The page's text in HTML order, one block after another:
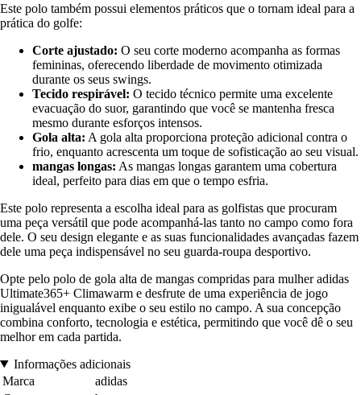
Este polo também possui elementos práticos que o tornam ideal para a
prática do golfe:
Corte ajustado: O seu corte moderno acompanha as formas
femininas, oferecendo liberdade de movimento otimizada
durante os seus swings.
Tecido respirável: O tecido técnico permite uma excelente
evacuação do suor, garantindo que você se mantenha fresca
mesmo durante esforços intensos.
Gola alta: A gola alta proporciona proteção adicional contra o
frio, enquanto acrescenta um toque de sofisticação ao seu visual.
mangas longas: As mangas longas garantem uma cobertura
ideal, perfeito para dias em que o tempo esfria.
Este polo representa a escolha ideal para as golfistas que procuram
uma peça versátil que pode acompanhá-las tanto no campo como fora
dele. O seu design elegante e as suas funcionalidades avançadas fazem
dele uma peça indispensável no seu guarda-roupa desportivo.
Opte pelo polo de gola alta de mangas compridas para mulher adidas
Ultimate365+ Climawarm e desfrute de uma experiência de jogo
inigualável enquanto exibe o seu estilo no campo. A sua concepção
combina conforto, tecnologia e estética, permitindo que você dê o seu
melhor em cada partida.
Informações adicionais
Marca
adidas